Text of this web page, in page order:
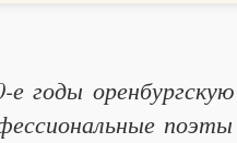
е годы